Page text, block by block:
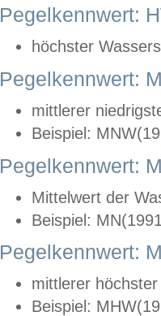
Pegelkennwert:
höchster
Pegelkennwert:
mittlerer
Beispiel:
Pegelkennwert:
Mittelwert der
Beispiel:
Pegelkennwert:
mittlerer
Beispiel: